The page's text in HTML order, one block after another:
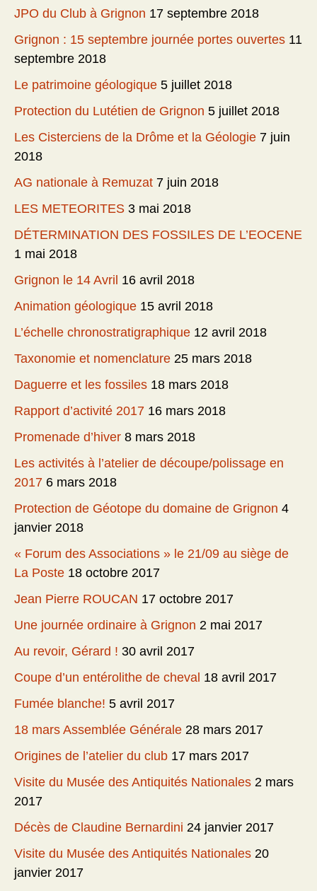
JPO du Club à Grignon 17 septembre 2018
Grignon : 15 septembre journée portes ouvertes 11
septembre 2018
Le patrimoine géologique 5 juillet 2018
Protection du Lutétien de Grignon 5 juillet 2018
Les Cisterciens de la Drôme et la Géologie 7 juin
2018
AG nationale à Remuzat 7 juin 2018
LES METEORITES 3 mai 2018
DÉTERMINATION DES FOSSILES DE L’EOCENE
1 mai 2018
Grignon le 14 Avril 16 avril 2018
Animation géologique 15 avril 2018
L’échelle chronostratigraphique 12 avril 2018
Taxonomie et nomenclature 25 mars 2018
Daguerre et les fossiles 18 mars 2018
Rapport d’activité 2017 16 mars 2018
Promenade d’hiver 8 mars 2018
Les activités à l’atelier de découpe/polissage en
2017 6 mars 2018
Protection de Géotope du domaine de Grignon 4
janvier 2018
« Forum des Associations » le 21/09 au siège de
La Poste 18 octobre 2017
Jean Pierre ROUCAN 17 octobre 2017
Une journée ordinaire à Grignon 2 mai 2017
Au revoir, Gérard ! 30 avril 2017
Coupe d’un entérolithe de cheval 18 avril 2017
Fumée blanche! 5 avril 2017
18 mars Assemblée Générale 28 mars 2017
Origines de l’atelier du club 17 mars 2017
Visite du Musée des Antiquités Nationales 2 mars
2017
Décès de Claudine Bernardini 24 janvier 2017
Visite du Musée des Antiquités Nationales 20
janvier 2017